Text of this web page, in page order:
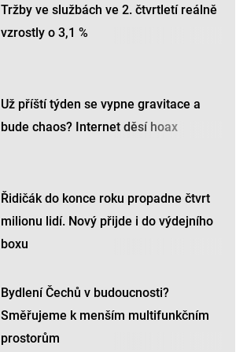
Tržby ve službách ve 2. čtvrtletí reálně
vzrostly o 3,1 %
Už příští týden se vypne gravitace a
bude chaos? Internet děsí hoax
Řidičák do konce roku propadne čtvrt
milionu lidí. Nový přijde i do výdejního
boxu
Bydlení Čechů v budoucnosti?
Směřujeme k menším multifunkčním
prostorům